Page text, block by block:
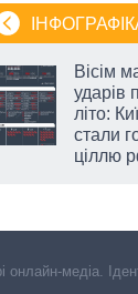
Вісім
ударів
літо:
стали
ціллю
онлайн-медіа.